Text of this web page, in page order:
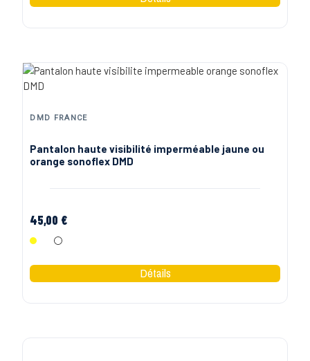
DMD FRANCE
Pantalon haute visibilité imperméable jaune ou
orange sonoflex DMD
45,00 €
JauneMarine Jaune
Marine/Orange